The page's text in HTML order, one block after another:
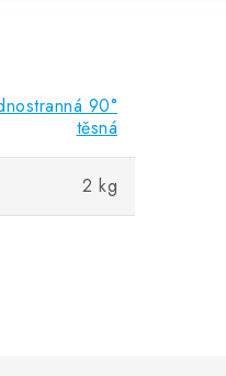
90°
těsná
2 kg